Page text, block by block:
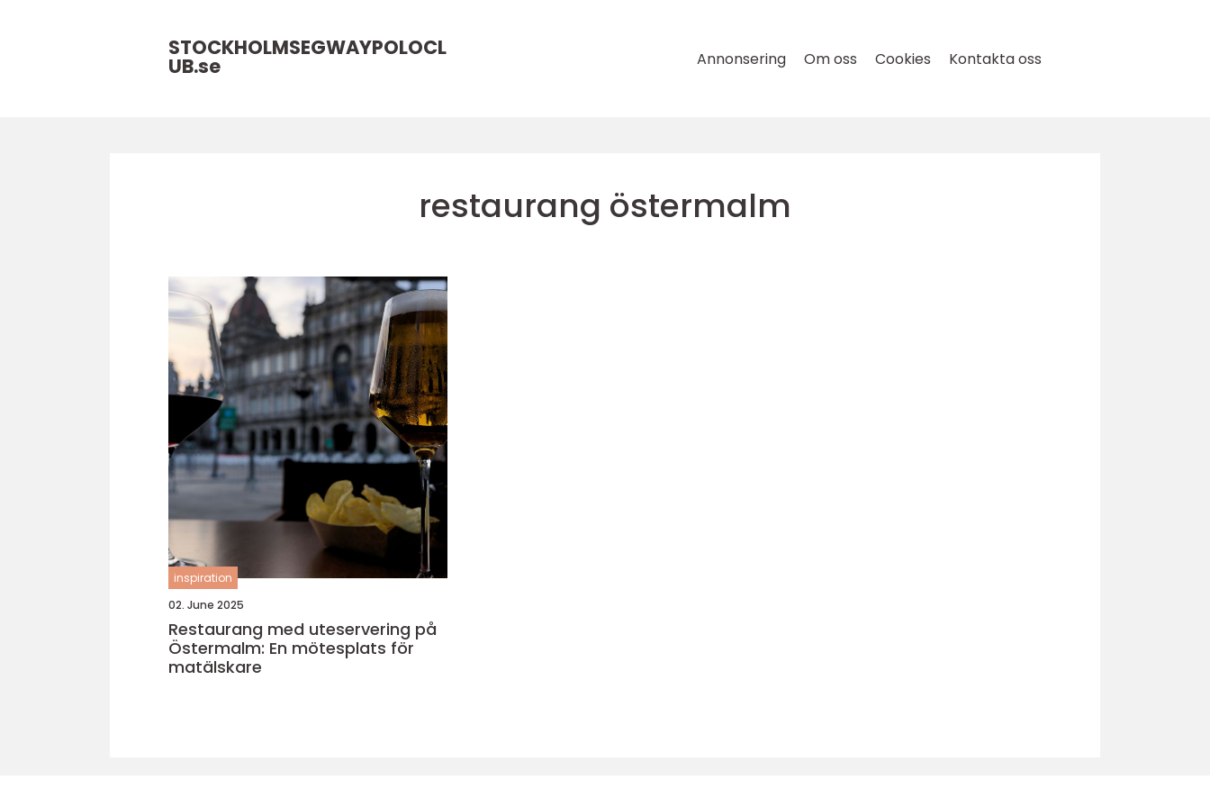
STOCKHOLMSEGWAYPOLOCL
UB.se Annonsering Om oss Cookies Kontakta oss
restaurang östermalm
inspiration
02. June 2025
Restaurang med uteservering på
Östermalm: En mötesplats för
matälskare